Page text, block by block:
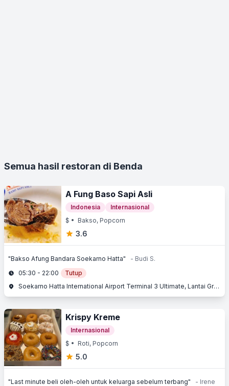
Semua hasil restoran di Benda
A Fung Baso Sapi Asli
Indonesia
Internasional
$ • Bakso, Popcorn
3.6
"Bakso Afung Bandara Soekarno Hatta"
- Budi S.
05:30 - 22:00
Tutup
Soekarno Hatta International Airport Terminal 3 Ultimate, Lantai Ground, Jl. Raya Bandara, Benda, Tangerang, Banten
Krispy Kreme
Internasional
$ • Roti, Popcorn
5.0
"Last minute beli oleh-oleh untuk keluarga sebelum terbang"
- Irene